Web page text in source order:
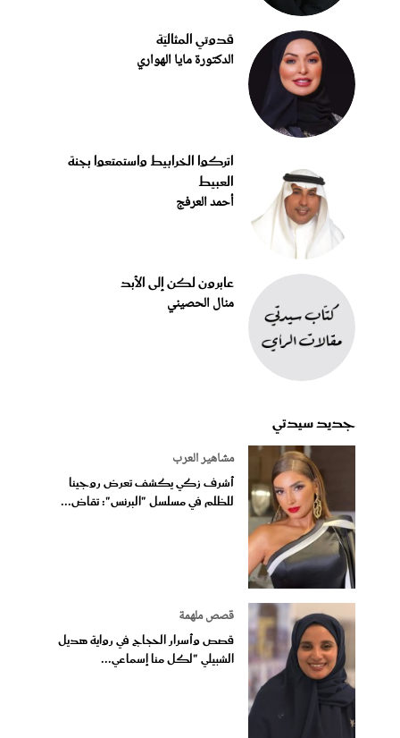
قدوتي المثاليّة
الدكتورة مايا الهواري
اتركوا الخرابيط واستمتعوا بجنة
العبيط
أحمد العرفج
عابرون لكن إلى الأبد
منال الحصيني
جديد سيدتي
مشاهير العرب
أشرف زكي يكشف تعرض روجينا
للظلم في مسلسل "البرنس": تقاض...
قصص ملهمة
قصص وأسرار الحجاج في رواية هديل
الشبيلي "لكل منا إسماعي...